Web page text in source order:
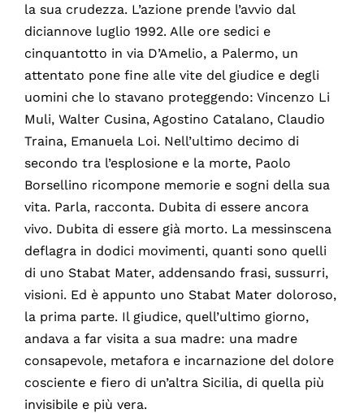
la sua crudezza. L’azione prende l’avvio dal
diciannove luglio 1992. Alle ore sedici e
cinquantotto in via D’Amelio, a Palermo, un
attentato pone fine alle vite del giudice e degli
uomini che lo stavano proteggendo: Vincenzo Li
Muli, Walter Cusina, Agostino Catalano, Claudio
Traina, Emanuela Loi. Nell’ultimo decimo di
secondo tra l’esplosione e la morte, Paolo
Borsellino ricompone memorie e sogni della sua
vita. Parla, racconta. Dubita di essere ancora
vivo. Dubita di essere già morto. La messinscena
deflagra in dodici movimenti, quanti sono quelli
di uno Stabat Mater, addensando frasi, sussurri,
visioni. Ed è appunto uno Stabat Mater doloroso,
la prima parte. Il giudice, quell’ultimo giorno,
andava a far visita a sua madre: una madre
consapevole, metafora e incarnazione del dolore
cosciente e fiero di un’altra Sicilia, di quella più
invisibile e più vera.